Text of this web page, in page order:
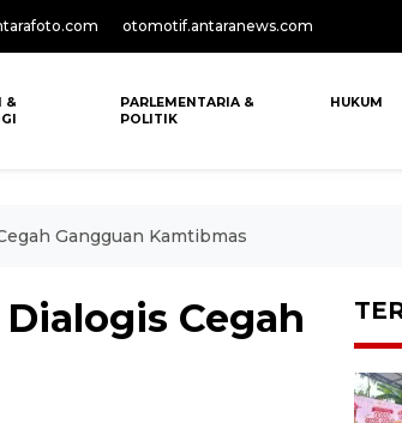
otomotif.antaranews.com
&
PARLEMENTARIA &
POLITIK
HUKUM
Gangguan Kamtibmas
Cegah